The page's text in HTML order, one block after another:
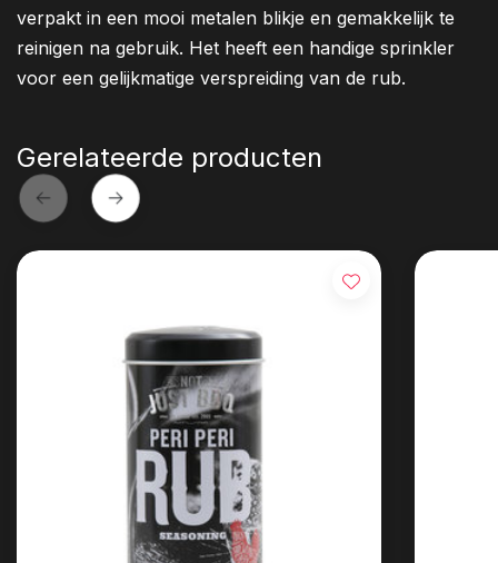
verpakt in een mooi metalen blikje en gemakkelijk te
reinigen na gebruik. Het heeft een handige sprinkler
voor een gelijkmatige verspreiding van de rub.
Gerelateerde producten